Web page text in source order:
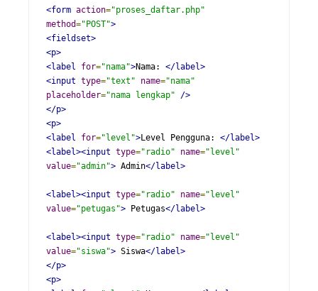
<form action="proses_daftar.php"
method="POST">
<fieldset>
<p>
<label
for="nama">Nama: </label>
<input type="text" name="nama"
placeholder="nama lengkap"
/>
</p>
<p>
<label
for="level">Level Pengguna: </label>
<label><input type="radio" name="level"
value="admin"> Admin</label>
<label><input type="radio" name="level"
value="petugas"> Petugas</label>
<label><input type="radio" name="level"
value="siswa"> Siswa</label>
</p>
<p>